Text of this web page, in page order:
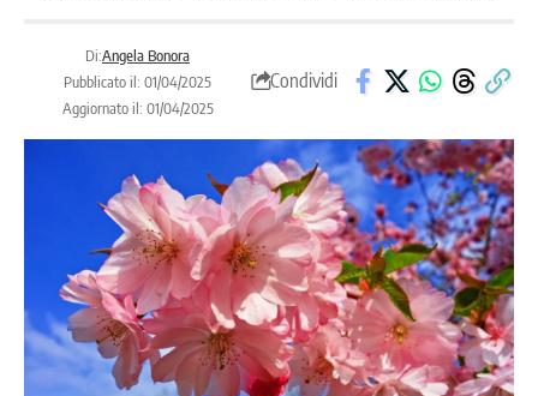
Di:Angela Bonora
Pubblicato il: 01/04/2025
Aggiornato il: 01/04/2025
Condividi